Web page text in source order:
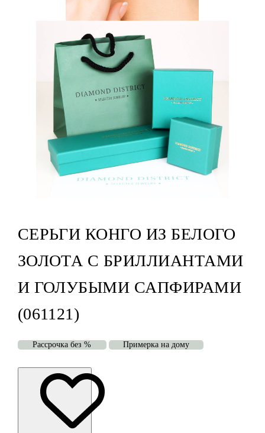
СЕРЬГИ КОНГО ИЗ БЕЛОГО
ЗОЛОТА С БРИЛЛИАНТАМИ
И ГОЛУБЫМИ САПФИРАМИ
(061121)
Рассрочка без % Примерка на дому